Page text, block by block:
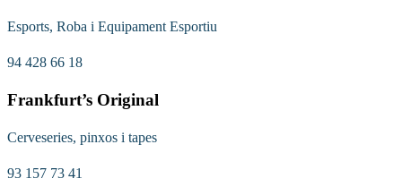
Esports, Roba i Equipament Esportiu
94 428 66 18
Frankfurt’s Original
Cerveseries, pinxos i tapes
93 157 73 41